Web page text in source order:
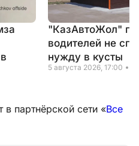
"КазАвтоЖол"
водителей не
нужду в кусты
5 августа 2026, 17:00
в партнёрской сети «Все